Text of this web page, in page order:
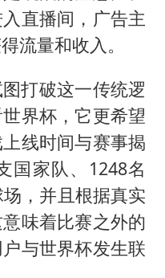
直播间，广告主
流量和收入。
打破这一传统逻
界杯，它更希望
线时间与赛事揭
国家队、1248名
，并且根据真实
味着比赛之外的
与世界杯发生联